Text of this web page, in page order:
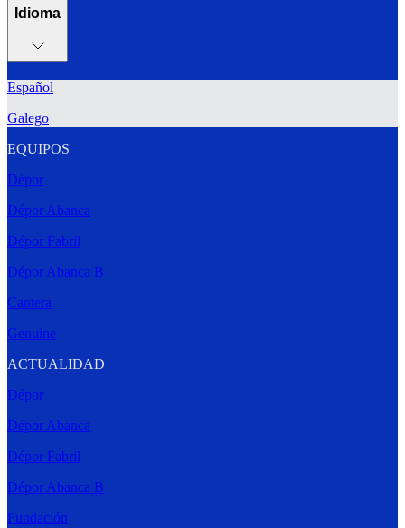
Idioma
Español
Galego
EQUIPOS
Dépor
Dépor Abanca
Dépor Fabril
Dépor Abanca B
Cantera
Genuine
ACTUALIDAD
Dépor
Dépor Abanca
Dépor Fabril
Dépor Abanca B
Fundación